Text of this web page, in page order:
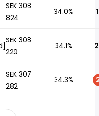
SEK 308
824
34.0%
SEK 308
229
34.1%
SEK 307
282
34.3%